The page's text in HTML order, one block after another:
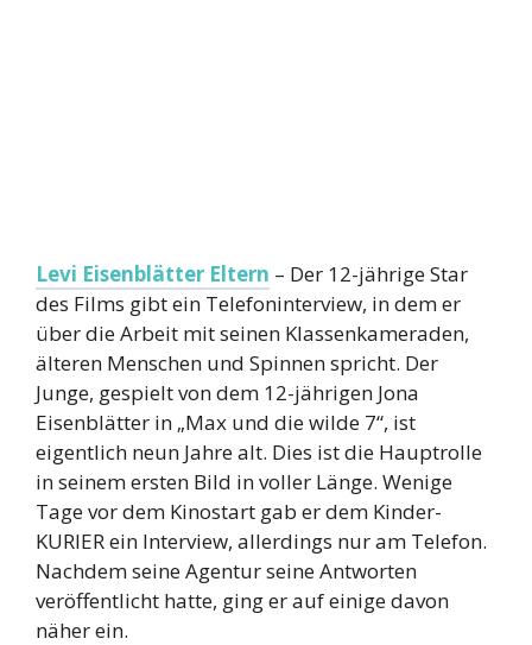
Levi Eisenblätter Eltern – Der 12-jährige Star
des Films gibt ein Telefoninterview, in dem er
über die Arbeit mit seinen Klassenkameraden,
älteren Menschen und Spinnen spricht. Der
Junge, gespielt von dem 12-jährigen Jona
Eisenblätter in „Max und die wilde 7“, ist
eigentlich neun Jahre alt. Dies ist die Hauptrolle
in seinem ersten Bild in voller Länge. Wenige
Tage vor dem Kinostart gab er dem Kinder-
KURIER ein Interview, allerdings nur am Telefon.
Nachdem seine Agentur seine Antworten
veröffentlicht hatte, ging er auf einige davon
näher ein.